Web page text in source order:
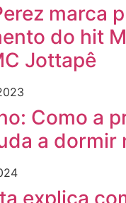
marca
do hit
Jottapê
Como a
a dormir
explica